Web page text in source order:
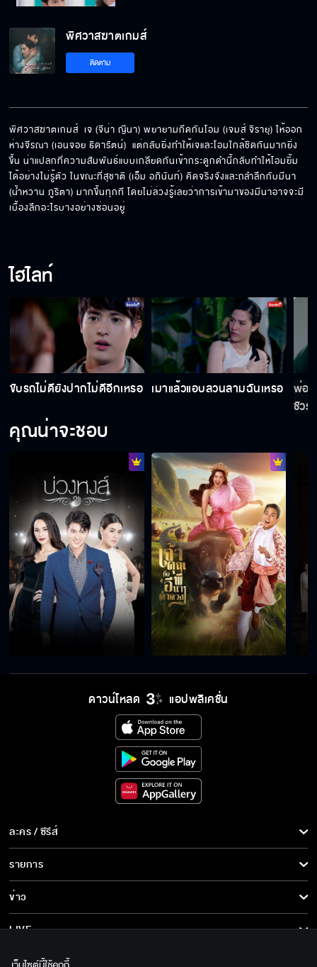
วันหลังไม่ต้องแหกขี้ตามาหาผม
โอมกลับมาแล้วนะแม่
ความยุติธรรมมันไม่มีจริง
ผมไม่ใช่แพท
มิ้งค์ตายไปพร้อมกับลูกในท้อง
ฆ่าคนตาย จะกินนอนสบายไม่ได้หรอกนะ
ออกจากคุกตั้งแต่เมื่อไหร่
เราต้องไม่จากกันแบบนี้สิ
ทำไมไม่ตายตามเขาไปด้วย
ฟื้นขึ้นมาสิ
พิศวาสฆาตเกมส์
ติดตาม
พิศวาสฆาตเกมส์  เจ (จีน่า ญีนา) พยายามกีดกันโอม (เจมส์ จิรายุ) ให้ออก
ห่างจีรณา (เอนจอย ธิดารัตน์)  แต่กลับยิ่งทำให้เจและโอมใกล้ชิดกันมากยิ่ง
ขึ้น น่าแปลกที่ความสัมพันธ์แบบเกลียดกันเข้ากระดูกดำนี้กลับทำให้โอมยิ้ม
ได้อย่างไม่รู้ตัว ในขณะที่สุชาติ (เอ็ม อภินันท์) คิดจริงจังและถลำลึกกับมีนา
(น้ำหวาน ภูริตา) มากขึ้นทุกที โดยไม่ล่วงรู้เลยว่าการเข้ามาของมีนาอาจจะมี
เบื้องลึกอะไรบางอย่างซ่อนอยู่
ไฮไลท์
ขับรถไม่ดียังปากไม่ดีอีกเหรอ เมาแล้วแอบลวนลามฉันเหรอ พ่อข
ชัวร์
คุณน่าจะชอบ
ดาวน์โหลด แอปพลิเคชั่น
ละคร / ซีรีส์
ละคร/ซีรีส์
ซีรีส์นานาชาติ
การ์ตูน & เกม
รายการ
รายการทั้งหมด
ข่าว
ข่าวทั้งหมด
LIVE
เกี่ยวกับเรา